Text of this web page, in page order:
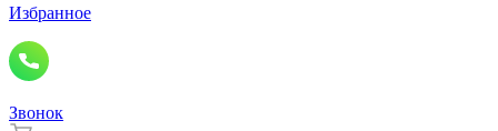
Избранное
Звонок